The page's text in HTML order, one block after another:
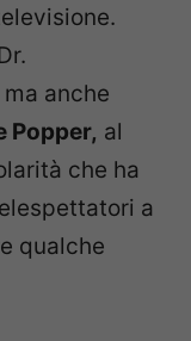
anche
Popper, al
che ha
a
qualche